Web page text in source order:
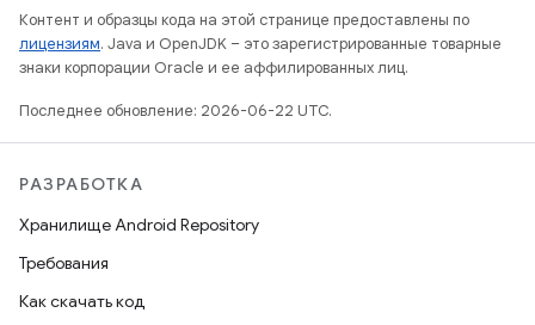
Контент и образцы кода на этой странице предоставлены по
лицензиям. Java и OpenJDK – это зарегистрированные товарные
знаки корпорации Oracle и ее аффилированных лиц.
Последнее обновление: 2026-06-22 UTC.
РАЗРАБОТКА
Хранилище Android Repository
Требования
Как скачать код